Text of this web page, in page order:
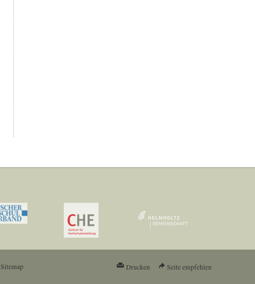
Sitemap Drucken Seite empfehlen